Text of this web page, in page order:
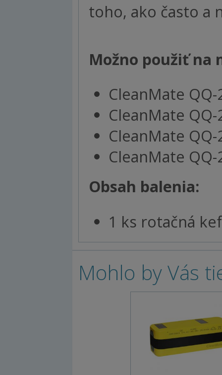
toho, ako často a
Možno použiť na
CleanMate QQ-
CleanMate QQ-
CleanMate QQ-
CleanMate
Obsah balenia:
1 ks rotačná
Mohlo by Vás